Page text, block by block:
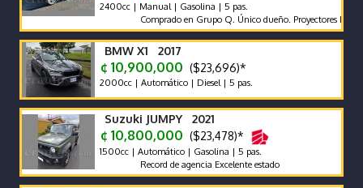
2400cc | Manual | Gasolina | 5 pas.
Comprado en Grupo Q. Único dueño. Proyectores Biled.
BMW X1 2017
¢ 10,900,000 ($23,696)*
2000cc | Automático | Diesel | 5 pas.
Suzuki JUMPY 2021
¢ 10,800,000 ($23,478)*
1500cc | Automático | Gasolina | 5 pas.
Record de agencia Excelente estado